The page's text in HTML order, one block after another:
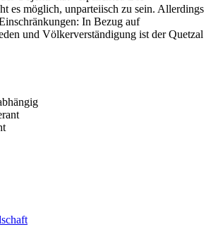
es möglich, unparteiisch zu sein. Allerdings
In Bezug auf
und Völkerverständigung ist der Quetzal